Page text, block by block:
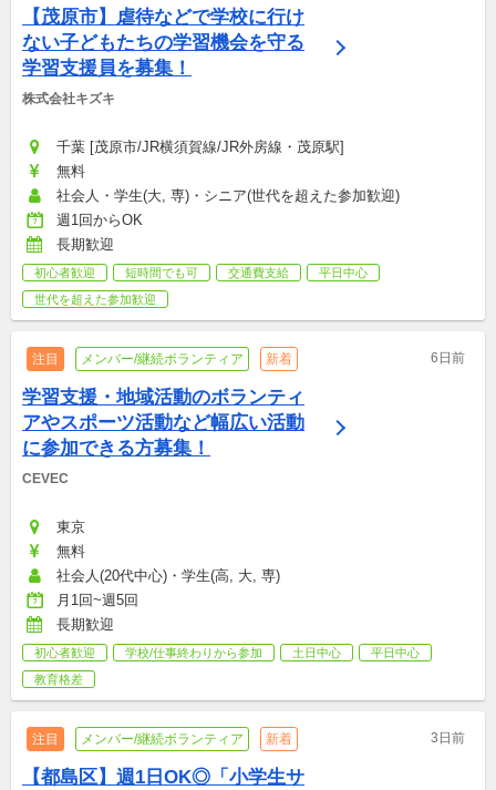
【茂原市】虐待などで学校に行け
ない子どもたちの学習機会を守る
学習支援員を募集！
株式会社キズキ
千葉 [茂原市/JR横須賀線/JR外房線・茂原駅]
無料
社会人・学生(大, 専)・シニア(世代を超えた参加歓迎)
週1回からOK
長期歓迎
初心者歓迎 短時間でも可 交通費支給
平日中心
世代を超えた参加歓迎
注目 メンバー/継続ボランティア 新着 6日前
学習支援・地域活動のボランティ
アやスポーツ活動など幅広い活動
に参加できる方募集！
CEVEC
東京
無料
社会人(20代中心)・学生(高, 大, 専)
月1回~週5回
長期歓迎
初心者歓迎 学校/仕事終わりから参加 土日中心
平日中心
教育格差
注目 メンバー/継続ボランティア 新着 3日前
【都島区】週1日OK◎「小学生サ